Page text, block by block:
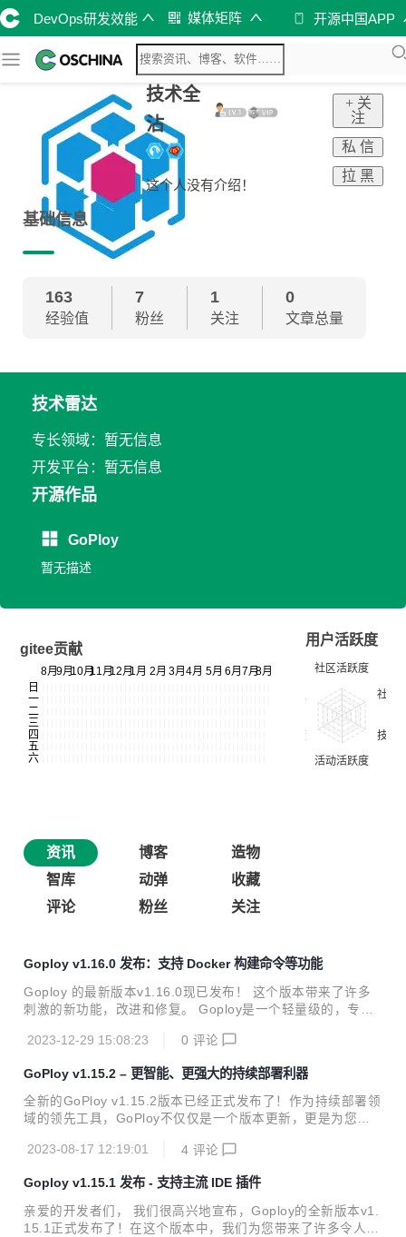
DevOps研发效能 媒体矩阵 开源中国APP
技术全
沾
这个人没有介绍！
+ 关
注
私 信
拉 黑
基础信息
163
经验值
7
粉丝
1
关注
0
文章总量
技术雷达
专长领域：暂无信息
开发平台：暂无信息
开源作品
GoPloy
暂无描述
gitee贡献
用户活跃度
资讯 博客
造物
智库
动弹
收藏
评论
粉丝 关注
Goploy v1.16.0 发布：支持 Docker 构建命令等功能
Goploy 的最新版本v1.16.0现已发布！ 这个版本带来了许多
刺激的新功能，改进和修复。 Goploy是一个轻量级的，专为
单易用，让开发人员能够快速、轻松地部署他们的应用程序。
新增功能：支持查看各阶段构建时长 2. 新增功能：支持docke
r构建命令等功能 3. 修复功能：修复无法删除服务器的bug 4.
修复功能：兼容最新版element-plus 这些新功能不仅提高了
系统的稳定性和性能，也增强了用户体验。 我们鼓励所有用户
升级到新版本，以便利用这些改进和新功能。 你可以在...
2023-12-29 15:08:23 0 评论
GoPloy v1.15.2 – 更智能、更强大的持续部署利器
全新的GoPloy v1.15.2版本已经正式发布了！作为持续部署领
域的领先工具，GoPloy不仅仅是一个版本更新，更是为您的
供更智能、更强大的功能，以满足您在持续部署过程中的各种
程序的开源工具，它可以帮助您轻松实现持续集成和持续部署
（CI/CD）流程。不论您是开发人员、运维人员还是团队领
导，GoPloy都能够极大地简化您的部署工作，让您的应用在
2023-08-17 12:19:01 4 评论
Goploy v1.15.1 发布 - 支持主流 IDE 插件
亲爱的开发者们， 我们很高兴地宣布，Goploy的全新版本v1.
15.1正式发布了！在这个版本中，我们为您带来了许多令人振